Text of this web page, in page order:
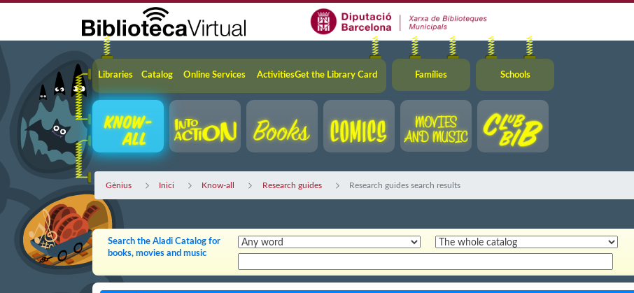
Navigation
Libraries Catalog Online Services ActivitiesGet the Library Card Famílies Schools
Gènius Inici Know-all Research guides Research guides search results
Search the Aladi Catalog for
books, movies and music